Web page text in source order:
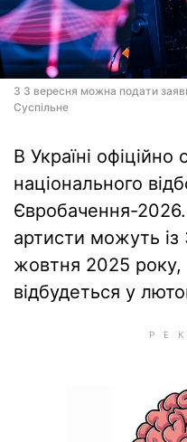
З 3 вересня можна подати
Суспільне
В Україні
національного
Євробачення-
артисти можуть
жовтня 2025 року,
відбудеться у